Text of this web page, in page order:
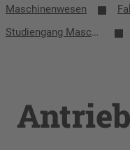
Maschinenwesen
Studiengang Maschinenbau